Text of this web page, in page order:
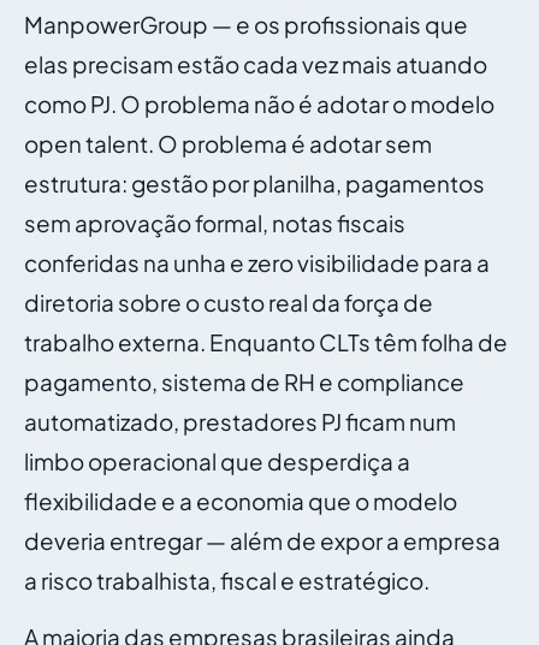
ManpowerGroup — e os profissionais que
elas precisam estão cada vez mais atuando
como PJ. O problema não é adotar o modelo
open talent. O problema é adotar sem
estrutura: gestão por planilha, pagamentos
sem aprovação formal, notas fiscais
conferidas na unha e zero visibilidade para a
diretoria sobre o custo real da força de
trabalho externa. Enquanto CLTs têm folha de
pagamento, sistema de RH e compliance
automatizado, prestadores PJ ficam num
limbo operacional que desperdiça a
flexibilidade e a economia que o modelo
deveria entregar — além de expor a empresa
a risco trabalhista, fiscal e estratégico.
A maioria das empresas brasileiras ainda